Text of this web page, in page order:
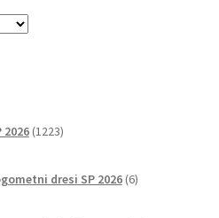
1223izdelkov
dresi SP 2026 6izdelkov